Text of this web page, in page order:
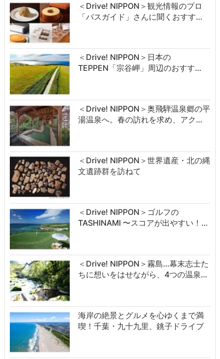
＜Drive! NIPPON＞観光情報のプロ
「バスガイド」さんに聞くおすす…
＜Drive! NIPPON＞日本の
TEPPEN「宗谷岬」周辺のおすす…
＜Drive! NIPPON＞奥飛騨温泉郷の平
湯温泉へ。春の訪れを求め、アク…
＜Drive! NIPPON＞世界遺産・北の縄
文遺跡群を訪ねて
＜Drive! NIPPON＞ゴルフの
TASHINAMI 〜スコアが出やすい！…
＜Drive! NIPPON＞霧島…幕末志士た
ちに想いをはせながら、4つの温泉…
海岸の絶景とグルメを心ゆくまで満
喫！千葉・九十九里、銚子ドライブ